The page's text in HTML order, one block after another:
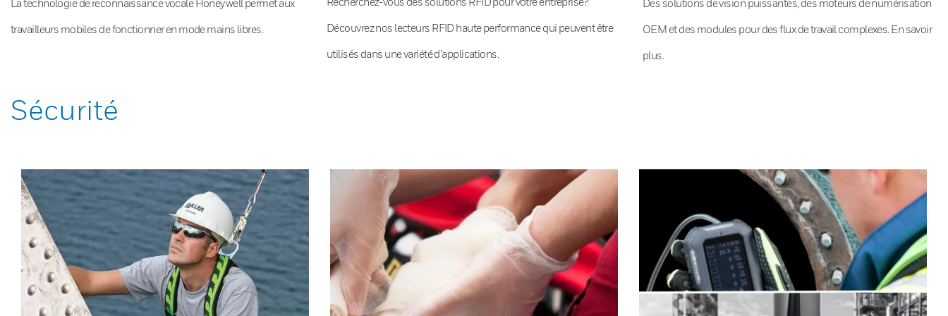
La technologie de reconnaissance vocale Honeywell permet aux
travailleurs mobiles de fonctionner en mode mains libres. Découvrez nos lecteurs RFID haute performance qui peuvent être
utilisés dans une variété d’applications.
Des solutions de vision puissantes, des moteurs de numérisation
OEM et des modules pour des flux de travail complexes. En savoir
plus.
Sécurité